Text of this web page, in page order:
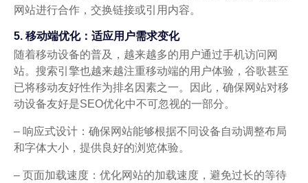
网站进行合作，交换链接或引用内容。
5. 移动端优化：适应用户需求变化
随着移动设备的普及，越来越多的用户通过手机访问网
站。搜索引擎也越来越注重移动端的用户体验，谷歌甚至
已将移动友好性作为排名因素之一。因此，确保网站对移
动设备友好是SEO优化中不可忽视的一部分。
– 响应式设计：确保网站能够根据不同设备自动调整布局
和字体大小，提供良好的浏览体验。
– 页面加载速度：优化网站的加载速度，避免过长的等待